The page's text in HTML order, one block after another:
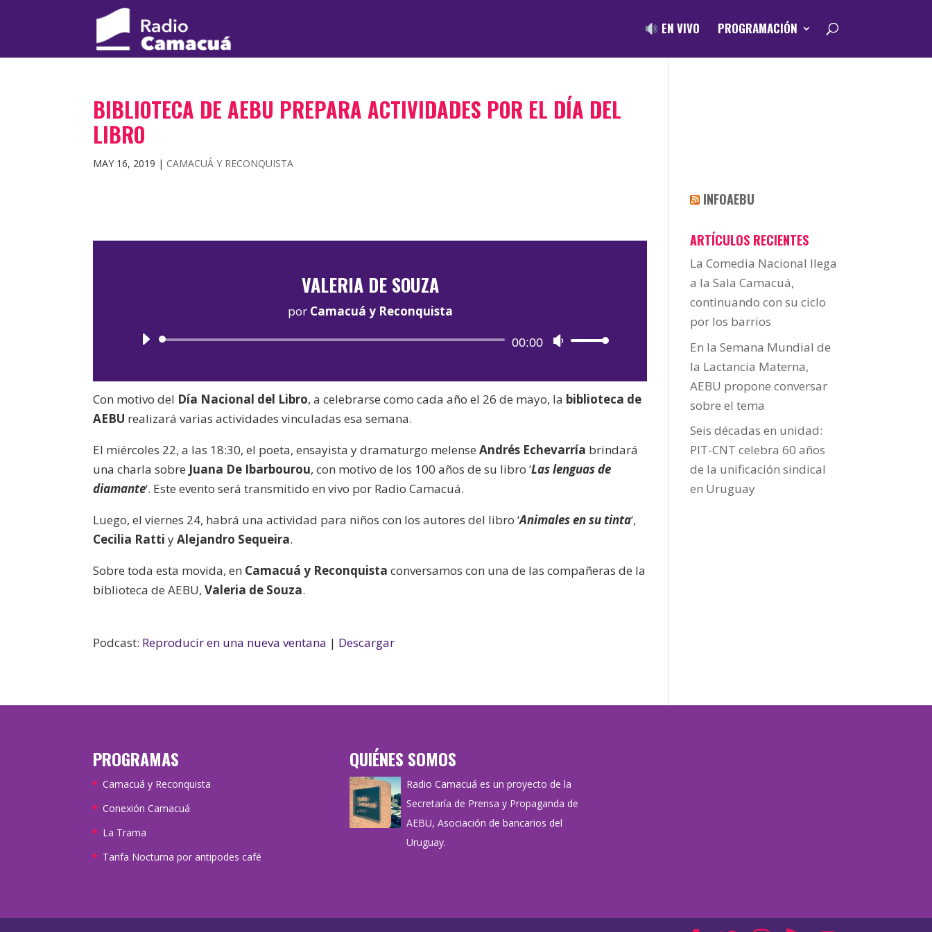
EN VIVO PROGRAMACIÓN
BIBLIOTECA DE AEBU PREPARA ACTIVIDADES POR EL DÍA DEL
LIBRO
MAY 16, 2019 | CAMACUÁ Y RECONQUISTA
VALERIA DE SOUZA
por Camacuá y Reconquista
Reproductor
audio
00:00
Utiliza
teclas
de
para
aumentar
disminuir
Con motivo del Día Nacional del Libro, a celebrarse como cada año el 26 de mayo, la biblioteca de
AEBU realizará varias actividades vinculadas esa semana.
El miércoles 22, a las 18:30, el poeta, ensayista y dramaturgo melenseAndrés Echevarría brindará
una charla sobre Juana De Ibarbourou, con motivo de los 100 años de su libro ‘Las lenguas de
diamante‘. Este evento será transmitido en vivo por Radio Camacuá.
Luego, el viernes 24, habrá una actividad para niños con los autores del libro ‘Animales en su tinta‘,
Cecilia Ratti yAlejandro Sequeira.
Sobre toda esta movida, en Camacuá y Reconquista conversamos con una de las compañeras de la
biblioteca de AEBU,Valeria de Souza.
Podcast: Reproducir en una nueva ventana | Descargar
INFOAEBU
ARTÍCULOS RECIENTES
La Comedia Nacional llega
a la Sala Camacuá,
continuando con su ciclo
por los barrios
En la Semana Mundial de
la Lactancia Materna,
AEBU propone conversar
sobre el tema
Seis décadas en unidad:
PIT-CNT celebra 60 años
de la unificación sindical
en Uruguay
PROGRAMAS
Camacuá y Reconquista
Conexión Camacuá
La Trama
Tarifa Nocturna por antipodes café
QUIÉNES SOMOS
Radio Camacuá es un proyecto de la
Secretaría de Prensa y Propaganda de
AEBU, Asociación de bancarios del
Uruguay.